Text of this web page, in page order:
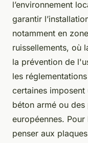
l’environnement
garantir
notamment en
ruissellements, où
la prévention de
les
certaines
béton armé ou
européennes.
penser aux